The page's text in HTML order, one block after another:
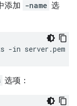
添加 -name 选
-in server.pem -
选项：